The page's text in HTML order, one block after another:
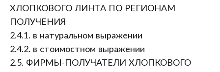
ХЛОПКОВОГО ЛИНТА ПО РЕГИОНАМ
ПОЛУЧЕНИЯ
2.4.1. в натуральном выражении
2.4.2. в стоимостном выражении
2.5. ФИРМЫ-ПОЛУЧАТЕЛИ ХЛОПКОВОГО